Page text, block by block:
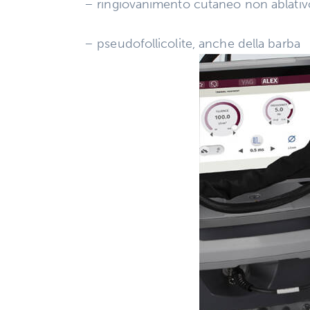
– ringiovanimento cutaneo non
– pseudofollicolite, anche della barba